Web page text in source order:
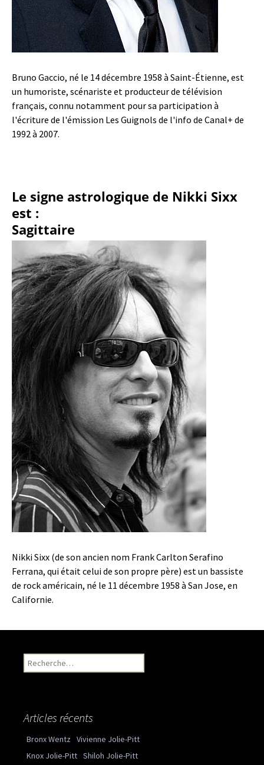
Bruno Gaccio, né le 14 décembre 1958 à Saint-Étienne, est
un humoriste, scénariste et producteur de télévision
français, connu notamment pour sa participation à
l'écriture de l'émission Les Guignols de l'info de Canal+ de
1992 à 2007.
Le signe astrologique de Nikki Sixx
est :
Sagittaire
Nikki Sixx (de son ancien nom Frank Carlton Serafino
Ferrana, qui était celui de son propre père) est un bassiste
de rock américain, né le 11 décembre 1958 à San Jose, en
Californie.
Recherche pour :
Articles récents
Bronx Wentz Vivienne Jolie-Pitt
Knox Jolie-Pitt Shiloh Jolie-Pitt